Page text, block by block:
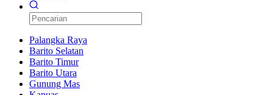
Palangka Raya
Barito Selatan
Barito Timur
Barito Utara
Gunung Mas